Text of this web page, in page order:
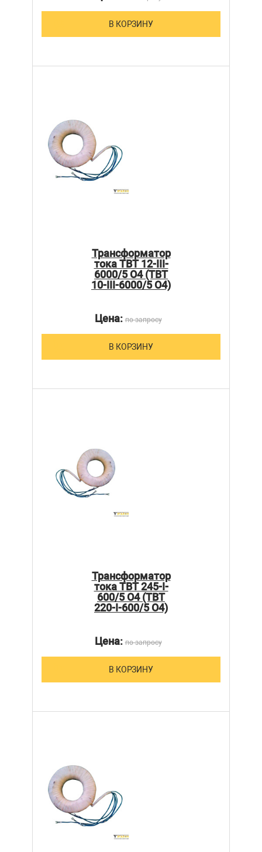
В КОРЗИНУ
Трансформатор
тока ТВТ 12-III-
6000/5 О4 (ТВТ
10-III-6000/5 О4)
Цена:по запросу
В КОРЗИНУ
Трансформатор
тока ТВТ 245-I-
600/5 О4 (ТВТ
220-I-600/5 О4)
Цена:по запросу
В КОРЗИНУ